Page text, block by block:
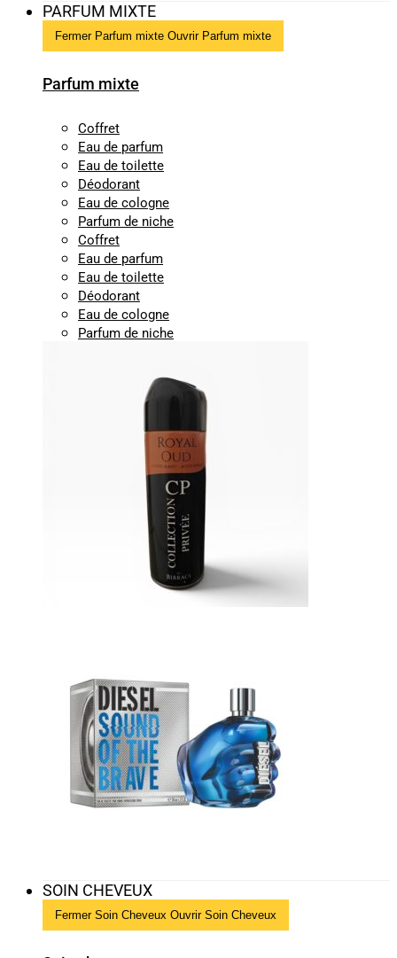
PARFUM MIXTE
Fermer Parfum mixte Ouvrir Parfum mixte
Parfum mixte
Coffret
Eau de parfum
Eau de toilette
Déodorant
Eau de cologne
Parfum de niche
Coffret
Eau de parfum
Eau de toilette
Déodorant
Eau de cologne
Parfum de niche
SOIN CHEVEUX
Fermer Soin Cheveux Ouvrir Soin Cheveux